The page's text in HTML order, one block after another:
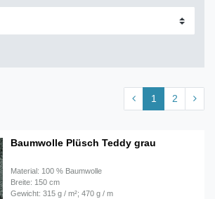
1 2
Baumwolle Plüsch Teddy grau
Material: 100 % Baumwolle
Breite: 150 cm
Gewicht: 315 g / m²; 470 g / m